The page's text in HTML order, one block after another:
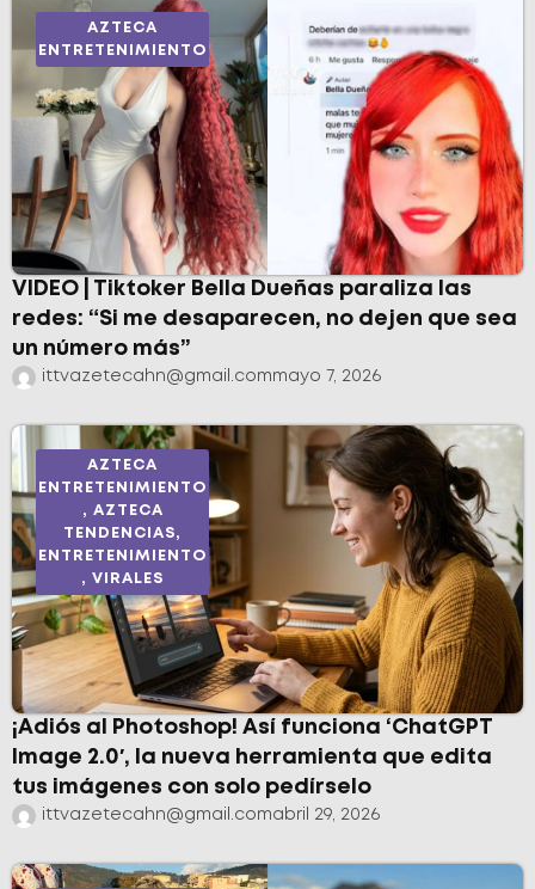
AZTECA
ENTRETENIMIENTO
VIDEO | Tiktoker Bella Dueñas paraliza las
redes: “Si me desaparecen, no dejen que sea
un número más”
ittvazetecahn@gmail.commayo 7, 2026
AZTECA
ENTRETENIMIENTO
, AZTECA
TENDENCIAS,
ENTRETENIMIENTO
, VIRALES
¡Adiós al Photoshop! Así funciona ‘ChatGPT
Image 2.0′, la nueva herramienta que edita
tus imágenes con solo pedírselo
ittvazetecahn@gmail.comabril 29, 2026